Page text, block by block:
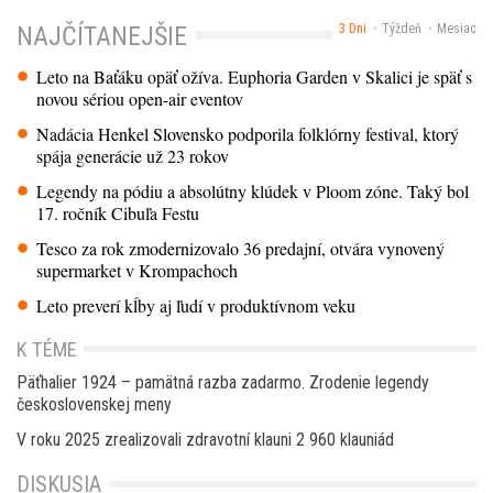
3 Dni Týždeň Mesiac
NAJČÍTANEJŠIE
Leto na Baťáku opäť ožíva. Euphoria Garden v Skalici je späť s
novou sériou open-air eventov
Nadácia Henkel Slovensko podporila folklórny festival, ktorý
spája generácie už 23 rokov
Legendy na pódiu a absolútny klúdek v Ploom zóne. Taký bol
17. ročník Cibuľa Festu
Tesco za rok zmodernizovalo 36 predajní, otvára vynovený
supermarket v Krompachoch
Leto preverí kĺby aj ľudí v produktívnom veku
K TÉME
Päťhalier 1924 – pamätná razba zadarmo. Zrodenie legendy
československej meny
V roku 2025 zrealizovali zdravotní klauni 2 960 klauniád
DISKUSIA